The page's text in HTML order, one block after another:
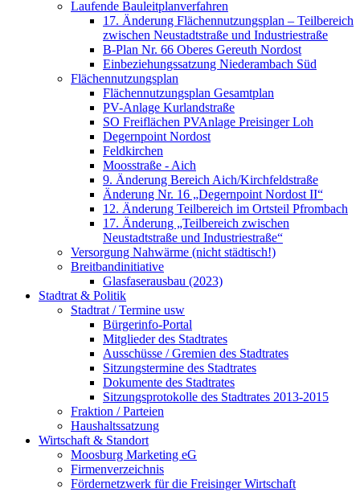
Laufende Bauleitplanverfahren
17. Änderung Flächennutzungsplan – Teilbereich
zwischen Neustadtstraße und Industriestraße
B-Plan Nr. 66 Oberes Gereuth Nordost
Einbeziehungssatzung Niederambach Süd
Flächennutzungsplan
Flächennutzungsplan Gesamtplan
PV-Anlage Kurlandstraße
SO Freiflächen PV­Anlage Preisinger Loh
Degernpoint Nordost
Feldkirchen
Moosstraße - Aich
9. Änderung Bereich Aich/Kirchfeldstraße
Änderung Nr. 16 „Degernpoint Nordost II“
12. Änderung Teilbereich im Ortsteil Pfrombach
17. Änderung „Teilbereich zwischen
Neustadtstraße und Industriestraße“
Versorgung Nahwärme (nicht städtisch!)
Breitbandinitiative
Glasfaserausbau (2023)
Stadtrat & Politik
Stadtrat / Termine usw
Bürgerinfo-Portal
Mitglieder des Stadtrates
Ausschüsse / Gremien des Stadtrates
Sitzungstermine des Stadtrates
Dokumente des Stadtrates
Sitzungsprotokolle des Stadtrates 2013-2015
Fraktion / Parteien
Haushaltssatzung
Wirtschaft & Standort
Moosburg Marketing eG
Firmenverzeichnis
Fördernetzwerk für die Freisinger Wirtschaft